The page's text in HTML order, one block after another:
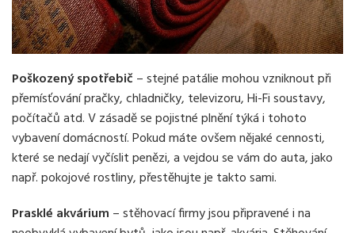
Poškozený spotřebič– stejné patálie mohou vzniknout při
přemísťování pračky, chladničky, televizoru, Hi-Fi soustavy,
počítačů atd. V zásadě se pojistné plnění týká i tohoto
vybavení domácností. Pokud máte ovšem nějaké cennosti,
které se nedají vyčíslit penězi, a vejdou se vám do auta, jako
např. pokojové rostliny, přestěhujte je takto sami.
Prasklé akvárium – stěhovací firmy jsou připravené i na